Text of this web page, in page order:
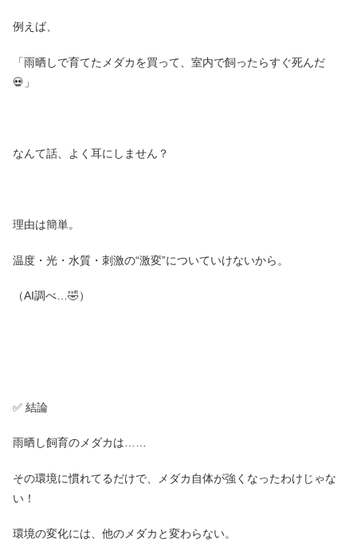
例えば、
「雨晒しで育てたメダカを買って、室内で飼ったらすぐ死んだ
💀」
なんて話、よく耳にしません？
理由は簡単。
温度・光・水質・刺激の“激変”についていけないから。
（AI調べ…🤣）
✅ 結論
雨晒し飼育のメダカは……
その環境に慣れてるだけで、メダカ自体が強くなったわけじゃな
い！
環境の変化には、他のメダカと変わらない。